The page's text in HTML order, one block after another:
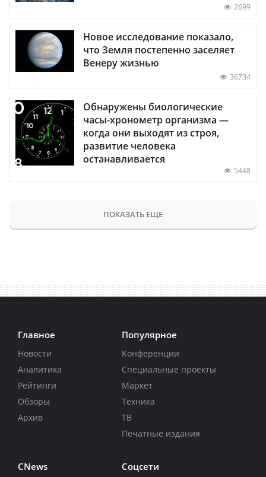
2699
Новое исследование показало,
что Земля постепенно заселяет
Венеру жизнью
36734
Обнаружены биологические
часы-хронометр организма —
когда они выходят из строя,
развитие человека
останавливается
5448
ПОКАЗАТЬ ЕЩЕ
Главное
Новости
Аналитика
Рейтинги
Обзоры
Архив
Популярное
Конференции
Специальные проекты
Маркет
Техника
ТВ
Печатные издания
CNews Соцсети